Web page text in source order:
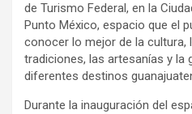
de Turismo Federal, en la
Punto México, espacio que el
conocer lo mejor de la cultura,
tradiciones, las artesanías y la
diferentes destinos
Durante la inauguración del